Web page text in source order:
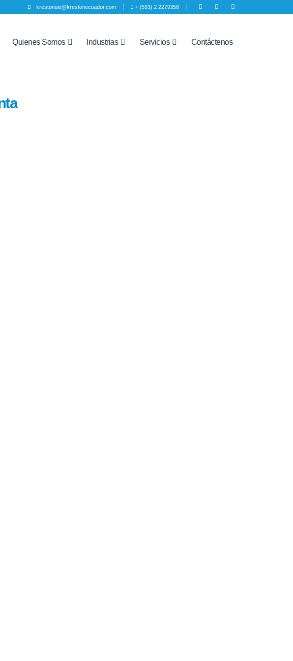
krestonuio@krestonecuador.com + (593) 2 2279358
Quienes Somos Industrias Servicios Contáctenos